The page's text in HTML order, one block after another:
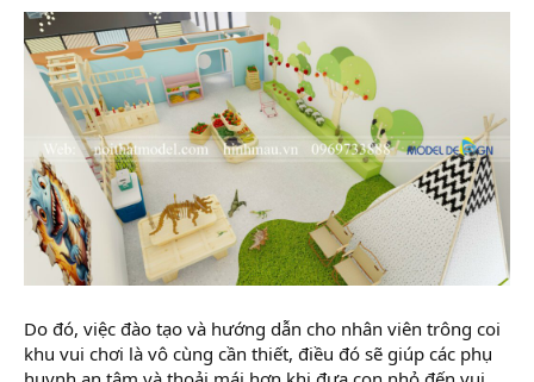
Do đó, việc đào tạo và hướng dẫn cho nhân viên trông coi
khu vui chơi là vô cùng cần thiết, điều đó sẽ giúp các phụ